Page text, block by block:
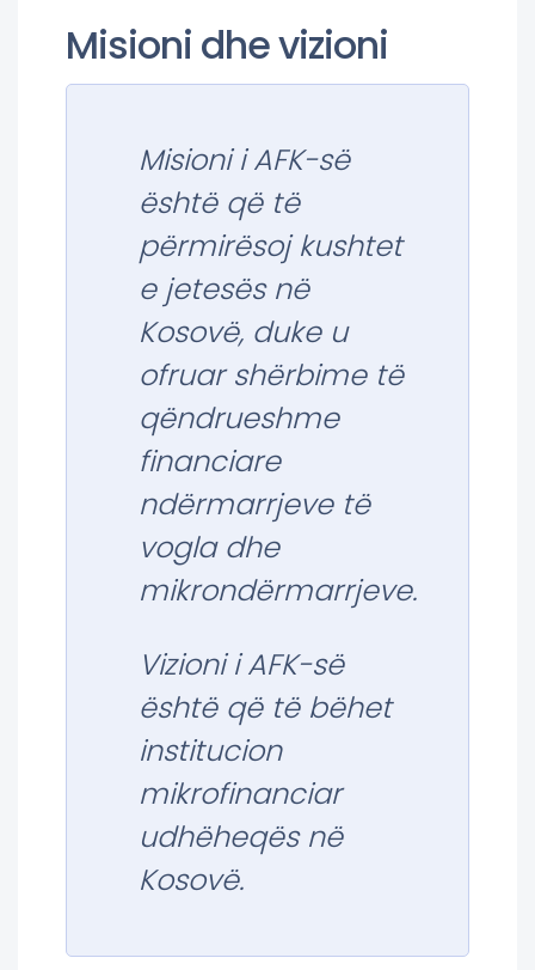
Misioni dhe vizioni
Misioni i AFK-së
është që të
përmirësoj kushtet
e jetesës në
Kosovë, duke u
ofruar shërbime të
qëndrueshme
financiare
ndërmarrjeve të
vogla dhe
mikrondërmarrjeve.
Vizioni i AFK-së
është që të bëhet
institucion
mikrofinanciar
udhëheqës në
Kosovë.